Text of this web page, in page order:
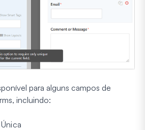
para alguns campos de
incluindo: